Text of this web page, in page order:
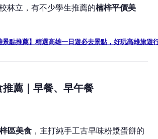
林立，有不少學生推薦的楠梓平價美
景點推薦】精選高雄一日遊必去景點，好玩高雄旅遊
薦｜早餐、早午餐
區美食 ，主打純手工古早味粉漿蛋餅的